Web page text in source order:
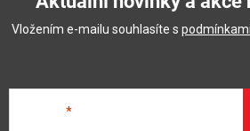
Vložením e-mailu souhlasíte s